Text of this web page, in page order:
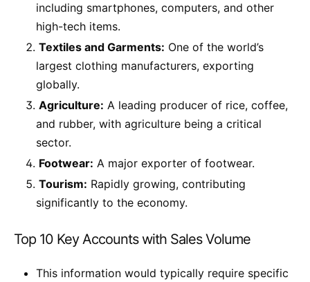
including smartphones, computers, and other
high-tech items.
Textiles and Garments: One of the world’s
largest clothing manufacturers, exporting
globally.
Agriculture: A leading producer of rice, coffee,
and rubber, with agriculture being a critical
sector.
Footwear: A major exporter of footwear.
Tourism: Rapidly growing, contributing
significantly to the economy.
Top 10 Key Accounts with Sales Volume
This information would typically require specific